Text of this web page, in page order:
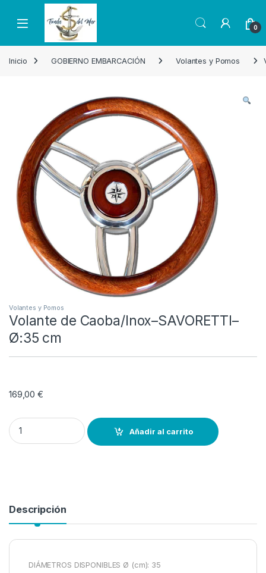
Skip to navigation
Skip to content
Open 0
Inicio GOBIERNO EMBARCACIÓN Volantes y Pomos
Volantes y Pomos
Volante de Caoba/Inox–SAVORETTI–
Ø:35 cm
169,00€
Volante de Caoba/Inox–SAVORETTI–Ø:35 cm quantity
Añadir al carrito
Descripción
DIÁMETROS DISPONIBLES Ø (cm): 35